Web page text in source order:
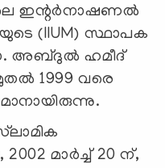
ഇന്റർനാഷണൽ
(IIUM) സ്ഥാപക
അബ്ദുൽ ഹമീദ്
1999 വരെ
മാർച്ച് 20 ന്,